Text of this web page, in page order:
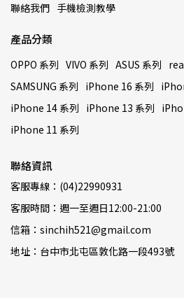
聯絡我們 手機檢測教學
產品分類
OPPO 系列 VIVO 系列 ASUS 系列
SAMSUNG 系列 iPhone 16 系列
iPhone 14 系列 iPhone 13 系列
iPhone 11 系列
聯絡資訊
客服專線：(04)22990931
客服時間：週一至週日12:00-21:00
信箱：sinchih521@gmail.com
地址：台中市北屯區敦化路一段493號